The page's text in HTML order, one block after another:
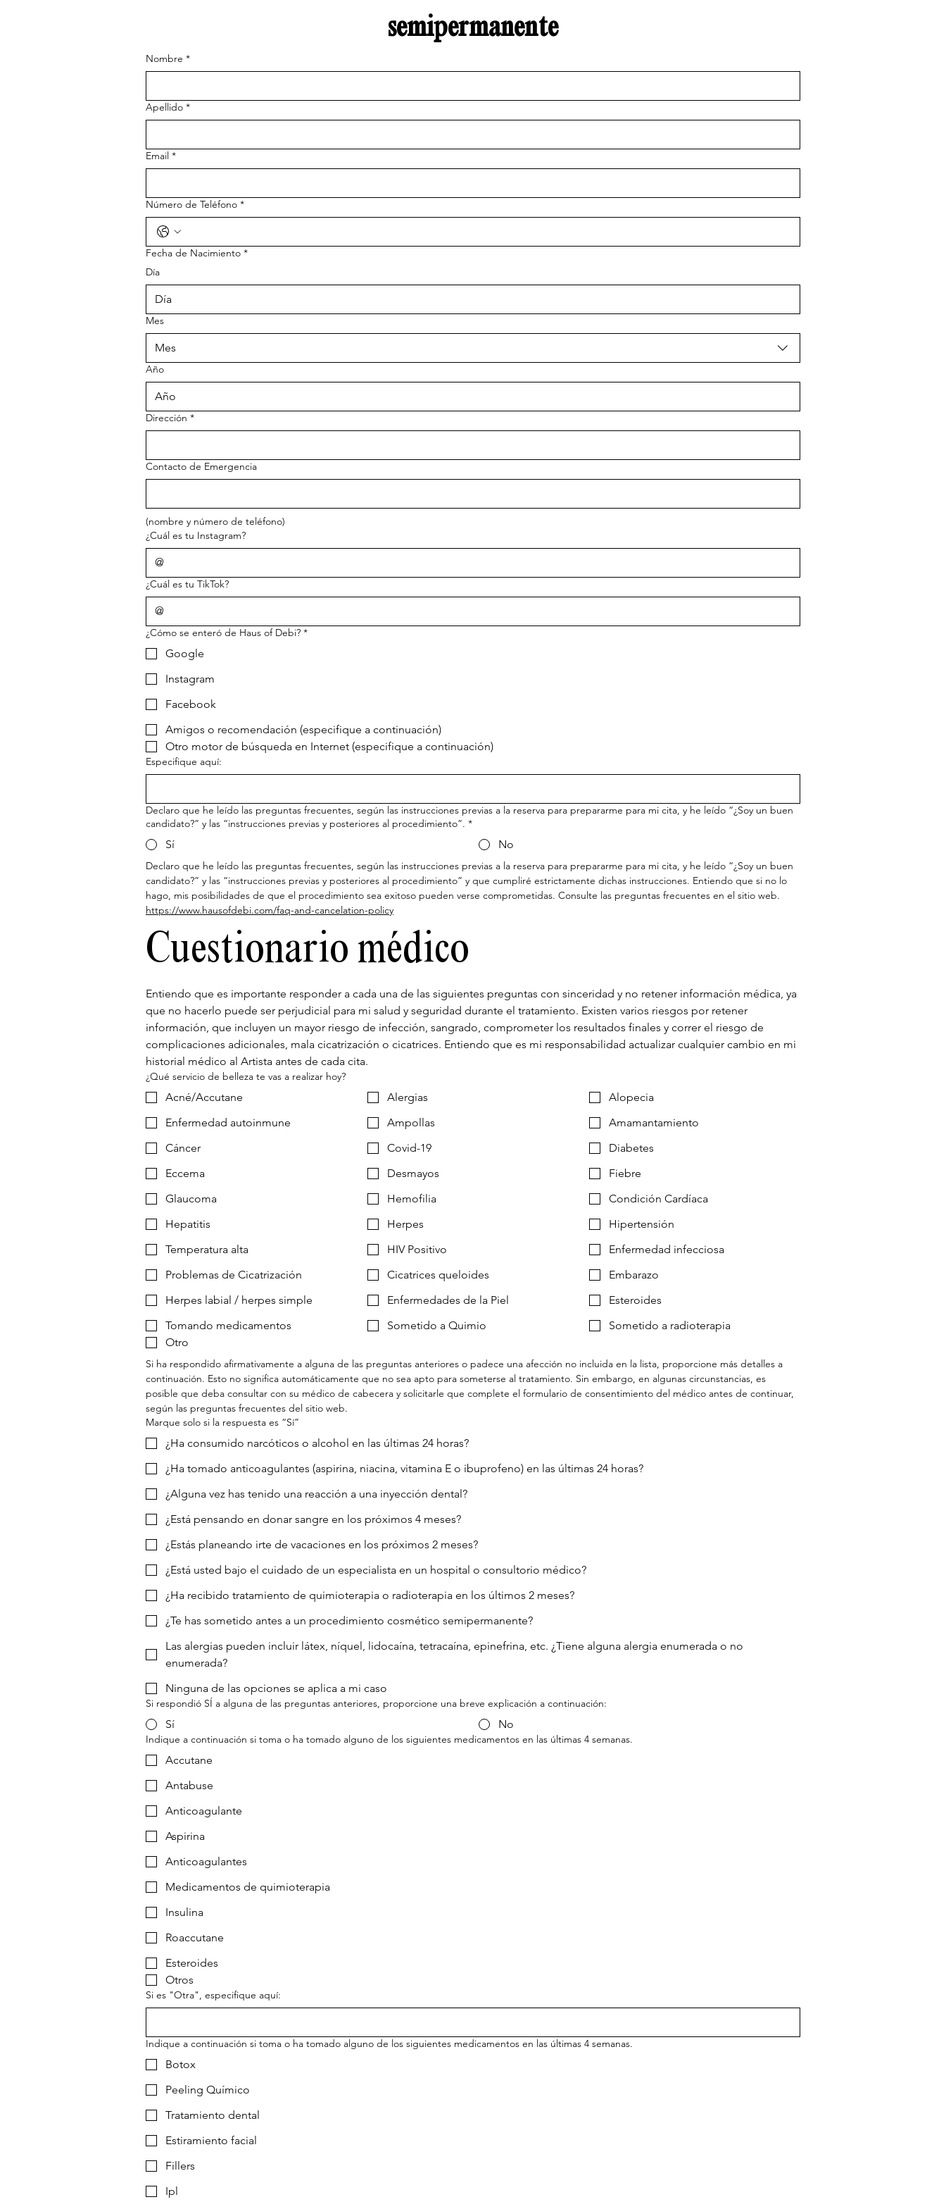
semipermanente
Nombre *
Apellido *
Email *
Número de Teléfono *
Fecha de Nacimiento *
Día
Mes
Mes
Año
Dirección *
Contacto de Emergencia
(nombre y número de teléfono)
¿Cuál es tu Instagram?
¿Cuál es tu TikTok?
¿Cómo se enteró de Haus of Debi? *
Google
Instagram
Facebook
Amigos o recomendación (especifique a continuación)
Otro motor de búsqueda en Internet (especifique a continuación)
Especifique aquí:
Declaro que he leído las preguntas frecuentes, según las instrucciones previas a la reserva para prepararme para mi cita, y he leído “¿Soy un buen
candidato?” y las “instrucciones previas y posteriores al procedimiento”. *
Sí No
Declaro que he leído las preguntas frecuentes, según las instrucciones previas a la reserva para prepararme para mi cita, y he leído “¿Soy un buen
candidato?” y las “instrucciones previas y posteriores al procedimiento” y que cumpliré estrictamente dichas instrucciones. Entiendo que si no lo
https://www.hausofdebi.com/faq-and-cancelation-policy
Cuestionario médico
Entiendo que es importante responder a cada una de las siguientes preguntas con sinceridad y no retener información médica, ya
que no hacerlo puede ser perjudicial para mi salud y seguridad durante el tratamiento. Existen varios riesgos por retener
información, que incluyen un mayor riesgo de infección, sangrado, comprometer los resultados finales y correr el riesgo de
complicaciones adicionales, mala cicatrización o cicatrices. Entiendo que es mi responsabilidad actualizar cualquier cambio en mi
historial médico al Artista antes de cada cita.
¿Qué servicio de belleza te vas a realizar hoy?
Acné/Accutane Alergias
Alopecia
Enfermedad autoinmune
Ampollas
Amamantamiento
Cáncer
Covid-19
Diabetes
Eccema
Desmayos
Fiebre
Glaucoma
Hemofilia
Condición Cardíaca
Hepatitis
Herpes
Hipertensión
Temperatura alta
HIV Positivo
Enfermedad infecciosa
Problemas de Cicatrización
Cicatrices queloides
Embarazo
Herpes labial / herpes simple
Enfermedades de la Piel
Esteroides
Tomando medicamentos
Sometido a Quimio
Sometido a radioterapia
Otro
Si ha respondido afirmativamente a alguna de las preguntas anteriores o padece una afección no incluida en la lista, proporcione más detalles a
continuación. Esto no significa automáticamente que no sea apto para someterse al tratamiento. Sin embargo, en algunas circunstancias, es
posible que deba consultar con su médico de cabecera y solicitarle que complete el formulario de consentimiento del médico antes de continuar,
según las preguntas frecuentes del sitio web.
Marque solo si la respuesta es “Sí”
¿Ha consumido narcóticos o alcohol en las últimas 24 horas?
¿Ha tomado anticoagulantes (aspirina, niacina, vitamina E o ibuprofeno) en las últimas 24 horas?
¿Alguna vez has tenido una reacción a una inyección dental?
¿Está pensando en donar sangre en los próximos 4 meses?
¿Estás planeando irte de vacaciones en los próximos 2 meses?
¿Está usted bajo el cuidado de un especialista en un hospital o consultorio médico?
¿Ha recibido tratamiento de quimioterapia o radioterapia en los últimos 2 meses?
¿Te has sometido antes a un procedimiento cosmético semipermanente?
Las alergias pueden incluir látex, níquel, lidocaína, tetracaína, epinefrina, etc. ¿Tiene alguna alergia enumerada o no
enumerada?
Ninguna de las opciones se aplica a mi caso
Si respondió SÍ a alguna de las preguntas anteriores, proporcione una breve explicación a continuación:
Sí No
Indique a continuación si toma o ha tomado alguno de los siguientes medicamentos en las últimas 4 semanas.
Accutane
Antabuse
Anticoagulante
Aspirina
Anticoagulantes
Medicamentos de quimioterapia
Insulina
Roaccutane
Esteroides
Otros
Si es "Otra", especifique aquí:
Indique a continuación si toma o ha tomado alguno de los siguientes medicamentos en las últimas 4 semanas.
Botox
Peeling Químico
Tratamiento dental
Estiramiento facial
Fillers
Ipl